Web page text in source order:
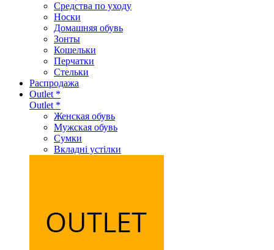
Средства по уходу
Носки
Домашняя обувь
Зонты
Кошельки
Перчатки
Стельки
Распродажа
Outlet *
Outlet *
Женская обувь
Мужская обувь
Сумки
Вкладні устілки